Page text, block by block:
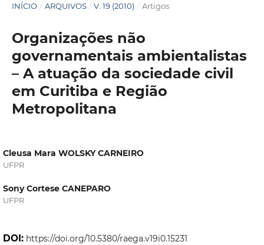
INÍCIO / ARQUIVOS / V. 19 (2010) / Artigos
Organizações não
governamentais ambientalistas
– A atuação da sociedade civil
em Curitiba e Região
Metropolitana
Cleusa Mara WOLSKY CARNEIRO
UFPR
Sony Cortese CANEPARO
UFPR
DOI: https://doi.org/10.5380/raega.v19i0.15231